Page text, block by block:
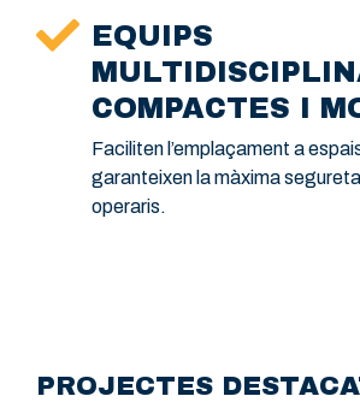
EQUIPS
COMPACTES I
Faciliten l’emplaçament a
garanteixen la màxima
operaris.
PROJECTES